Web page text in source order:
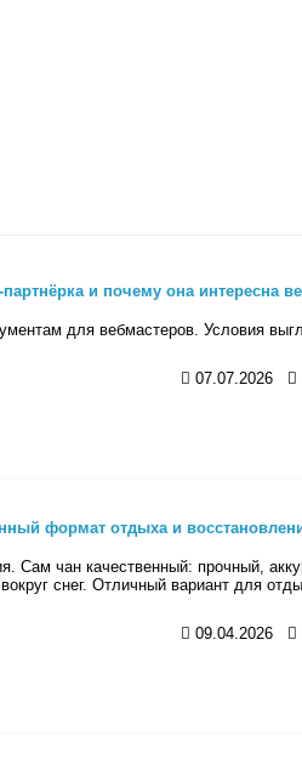
и почему она интересна
для вебмастеров. Условия
07.07.2026
формат отдыха и
Сам чан качественный: прочный,
снег. Отличный вариант для
09.04.2026